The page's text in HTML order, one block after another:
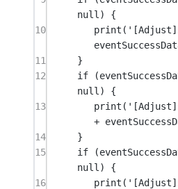
null ) {
10
print (
11
}
12
if
null ) {
13
print (
+
14
}
15
if
null ) {
16
print (